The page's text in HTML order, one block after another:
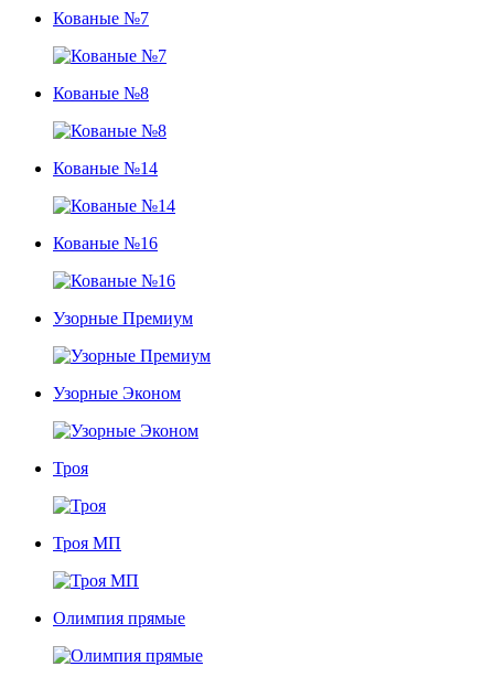
Кованые №7
Кованые №8
Кованые №14
Кованые №16
Узорные Премиум
Узорные Эконом
Троя
Троя МП
Олимпия прямые